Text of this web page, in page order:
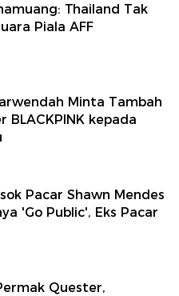
Thailand Tak
Piala AFF
Minta Tambah
BLACKPINK kepada
Pacar Shawn Mendes
'Go Public', Eks Pacar
Quester,